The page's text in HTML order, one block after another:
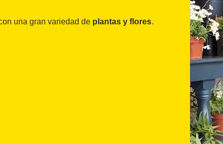
una gran variedad de plantas y flores.